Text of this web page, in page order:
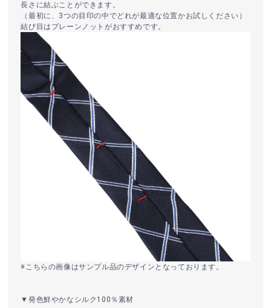
長さに結ぶことができます。
（最初に、3つの目印の中でどれが最適な位置かお試しください）
結び目はプレーンノットがおすすめです。
※こちらの画像はサンプル品のデザインとなっております。
▼発色鮮やかなシルク100％素材